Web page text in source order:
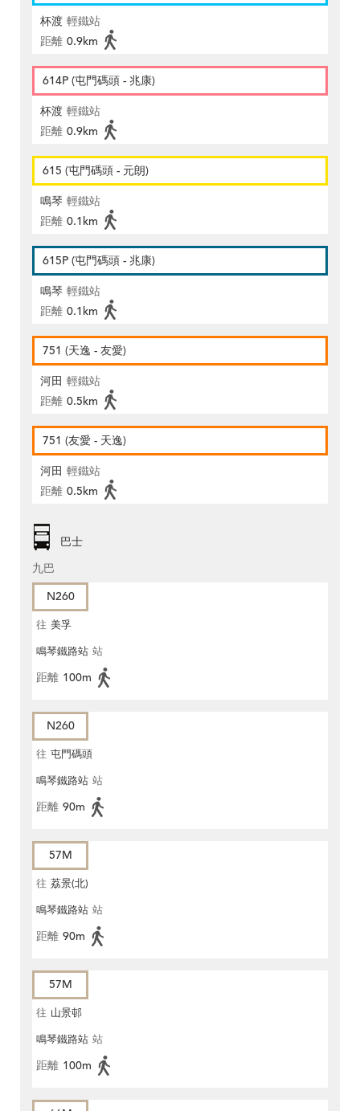
杯渡 輕鐵站
距離 0.9km
614P (屯門碼頭 - 兆康)
杯渡 輕鐵站
距離 0.9km
615 (屯門碼頭 - 元朗)
鳴琴 輕鐵站
距離 0.1km
615P (屯門碼頭 - 兆康)
鳴琴 輕鐵站
距離 0.1km
751 (天逸 - 友愛)
河田 輕鐵站
距離 0.5km
751 (友愛 - 天逸)
河田 輕鐵站
距離 0.5km
巴士
九巴
N260
往 美孚
鳴琴鐵路站 站
距離 100m
N260
往 屯門碼頭
鳴琴鐵路站 站
距離 90m
57M
往 荔景(北)
鳴琴鐵路站 站
距離 90m
57M
往 山景邨
鳴琴鐵路站 站
距離 100m